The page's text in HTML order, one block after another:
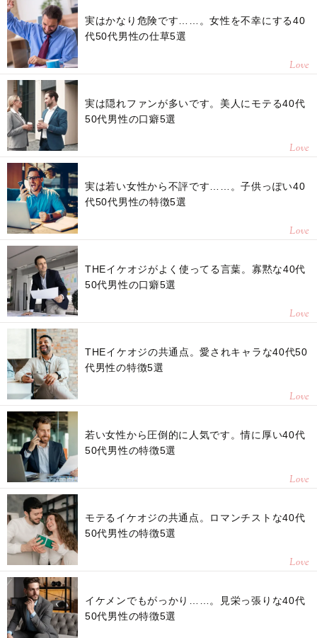
実はかなり危険です……。女性を不幸にする40
代50代男性の仕草5選
Love
実は隠れファンが多いです。美人にモテる40代
50代男性の口癖5選
Love
実は若い女性から不評です……。子供っぽい40
代50代男性の特徴5選
Love
THEイケオジがよく使ってる言葉。寡黙な40代
50代男性の口癖5選
Love
THEイケオジの共通点。愛されキャラな40代50
代男性の特徴5選
Love
若い女性から圧倒的に人気です。情に厚い40代
50代男性の特徴5選
Love
モテるイケオジの共通点。ロマンチストな40代
50代男性の特徴5選
Love
イケメンでもがっかり……。見栄っ張りな40代
50代男性の特徴5選